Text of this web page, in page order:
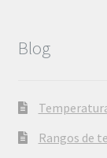
Blog
Rangos de